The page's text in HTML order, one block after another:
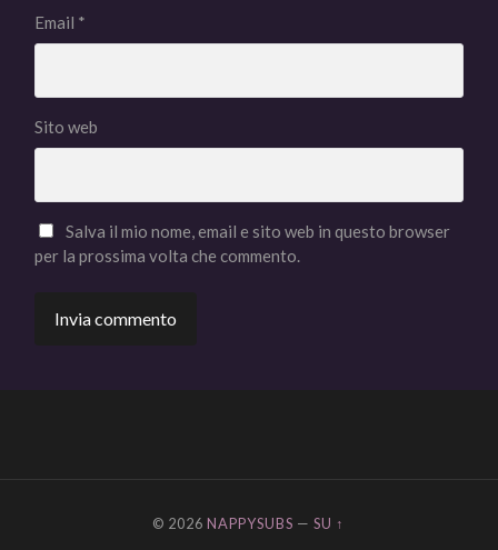
Email *
Sito web
Salva il mio nome, email e sito web in questo browser
per la prossima volta che commento.
© 2026NAPPYSUBS —SU ↑